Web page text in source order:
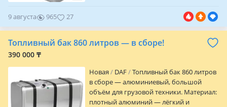
креплений и дополнительных запчастей
Доставка по всем регионам Казахстана
9 августа 965 27
Топливный бак 860 литров — в сборе!
390 000 ₸
Новая DAF
Топливный бак 860 литров
в сборе — алюминиевый, большой
объём для грузовой техники. Материал:
плотный алюминий — лёгкий и